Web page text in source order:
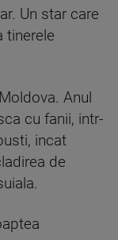
Un star care
tinerele
Anul
cu fanii, intr-
incat
de